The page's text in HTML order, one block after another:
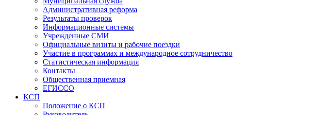
Административная реформа
Результаты проверок
Информационные системы
Учрежденные СМИ
Официальные визиты и рабочие поездки
Участие в программах и международное сотрудничество
Статистическая информация
Контакты
Общественная приемная
ЕГИССО
КСП
Положение о КСП